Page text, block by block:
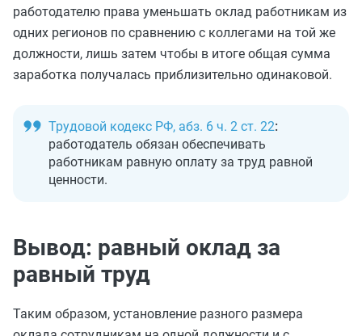
работодателю права уменьшать оклад работникам из
одних регионов по сравнению с коллегами на той же
должности, лишь затем чтобы в итоге общая сумма
заработка получалась приблизительно одинаковой.
Трудовой кодекс РФ, абз. 6 ч. 2 ст. 22:
работодатель обязан обеспечивать
работникам равную оплату за труд равной
ценности.
Вывод: равный оклад за
равный труд
Таким образом, установление разного размера